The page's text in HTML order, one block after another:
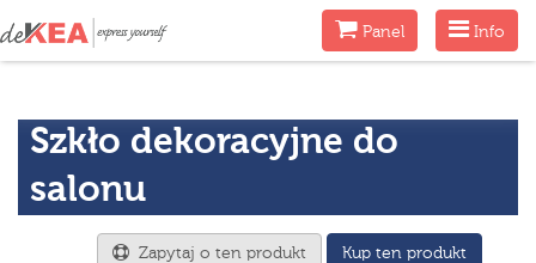
Menu
Info
MenuPanel
Szkło dekoracyjne do
salonu
Zapytaj o ten produkt Kup ten produkt